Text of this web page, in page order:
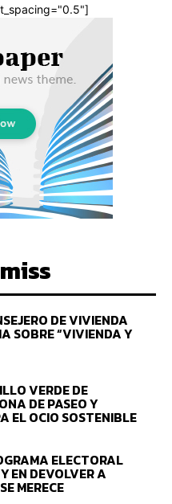
DE VIVIENDA
SOBRE “VIVIENDA Y
VERDE DE
DE PASEO Y
EL OCIO SOSTENIBLE
ELECTORAL
EN DEVOLVER A
MERECE